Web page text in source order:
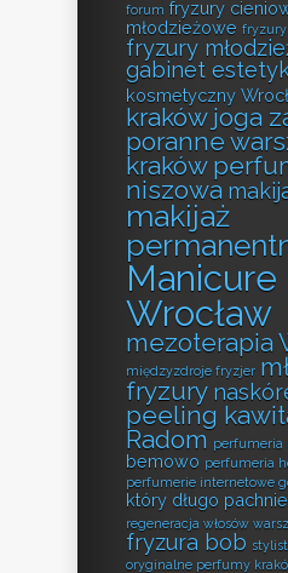
forum fryzury
młodzieżowe
fryzury
gabinet
kosmetyczny
kraków joga
poranne
kraków
niszowa
makijaż
Manicure
Wrocław
mezoterapia
międzyzdroje fryzjer
fryzury
peeling
Radom perfumeria
bemowo perfumeria
perfumerie internetowe
który długo pachnie
regeneracja włosów
fryzura bob
oryginalne perfumy